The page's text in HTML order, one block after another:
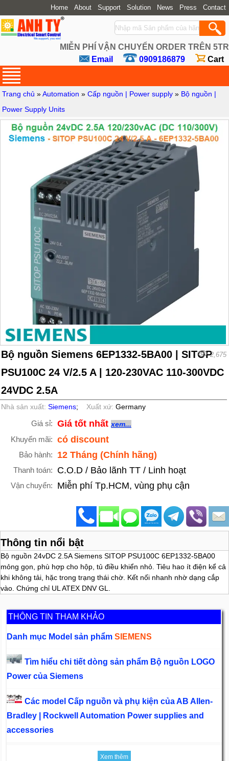
Home About Support Solution News Press Contact
MIỄN PHÍ VẬN CHUYỂN ORDER TRÊN 5TR
Email
0909186879 Cart
Trang chủ »Automation »Cấp nguồn | Power supply » Bộ nguồn |
Power Supply Units
Bộ nguồn Siemens 6EP1332-5BA00 | SITOP
PSU100C 24 V/2.5 A | 120-230VAC 110-300VDC
24VDC 2.5A
2,675
Nhà sản xuất:Siemens; Xuất xứ:Germany
Giá sỉ: Giá tốt nhất xem...
Khuyến mãi: có discount
Bảo hành: 12 Tháng (Chính hãng)
Thanh toán: C.O.D / Bảo lãnh TT / Linh hoạt
Vận chuyển: Miễn phí Tp.HCM, vùng phụ cận
Thông tin nổi bật
Bộ nguồn 24vDC 2.5A Siemens SITOP PSU100C 6EP1332-5BA00
mỏng gọn, phù hợp cho hộp, tủ điều khiển nhỏ. Tiêu hao ít điện kể cả
khi không tải, hặc trong trạng thái chờ. Kết nối nhanh nhờ dạng cắp
vào. Chứng chỉ UL ATEX DNV GL.
THÔNG TIN THAM KHẢO
Danh mục Model sản phẩmSIEMENS
Tìm hiểu chi tiết dòng sản phẩm Bộ nguồn LOGO
Power của Siemens
Các model Cấp nguồn và phụ kiện của AB Allen-
Bradley | Rockwell Automation Power supplies and
accessories
Xem thêm